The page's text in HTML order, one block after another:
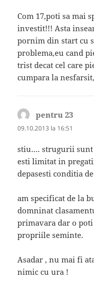
Com 17,poti sa mai
investit!!! Asta
pornim din start cu
problema,eu cand
trist decat cel care
cumpara la
pentru 23
09.10.2013 la 16:51
stiu…. strugurii sunt
esti limitat in
depasesti conditia
am specificat de la
domninat
primavara dar o
propriile seminte.
Asadar , nu mai fi
nimic cu ura !